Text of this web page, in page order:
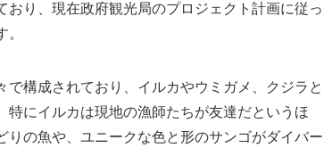
り、現在政府観光局のプロジェクト計画に従っ
構成されており、イルカやウミガメ、クジラと
にイルカは現地の漁師たちが友達だというほ
の魚や、ユニークな色と形のサンゴがダイバー